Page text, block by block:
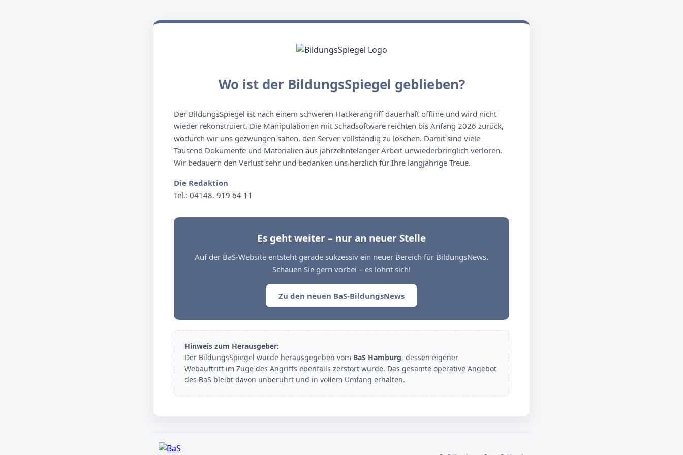
Wo ist der BildungsSpiegel geblieben?
Der BildungsSpiegel ist nach einem schweren Hackerangriff dauerhaft offline und wird nicht
wieder rekonstruiert. Die Manipulationen mit Schadsoftware reichten bis Anfang 2026 zurück,
wodurch wir uns gezwungen sahen, den Server vollständig zu löschen. Damit sind viele
Tausend Dokumente und Materialien aus jahrzehntelanger Arbeit unwiederbringlich verloren.
Wir bedauern den Verlust sehr und bedanken uns herzlich für Ihre langjährige Treue.
Die Redaktion
Tel.: 04148. 919 64 11
Es geht weiter – nur an neuer Stelle
Auf der BaS-Website entsteht gerade sukzessiv ein neuer Bereich für BildungsNews.
Schauen Sie gern vorbei – es lohnt sich!
Zu den neuen BaS-BildungsNews
Hinweis zum Herausgeber:
Der BildungsSpiegel wurde herausgegeben vom BaS Hamburg, dessen eigener
Webauftritt im Zuge des Angriffs ebenfalls zerstört wurde. Das gesamte operative Angebot
des BaS bleibt davon unberührt und in vollem Umfang erhalten.